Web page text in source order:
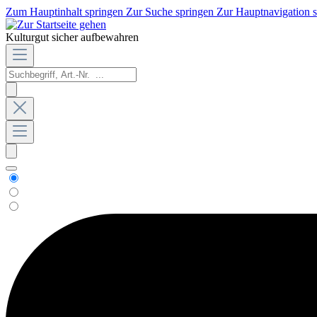
Zum Hauptinhalt springen Zur Suche springen Zur Hauptnavigation
Kulturgut sicher aufbewahren